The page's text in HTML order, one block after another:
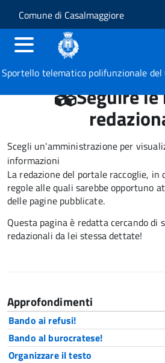
Salta al contenuto principale
Skip to site navigation
Comune di Casalmaggiore
Sportello telematico polifunzionale del
Seguire
Scegli un'amministrazione per
informazioni
La redazione del portale raccoglie,
regole alle quali sarebbe opportuno
delle pagine pubblicate.
Questa pagina è redatta cercando di
redazionali da lei stessa dettate!
Approfondimenti
Bando ai refusi!
Bando al burocratese!
Organizzare il testo